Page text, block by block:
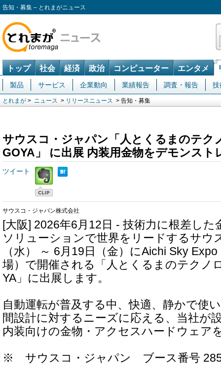
告知・募集 – とれまがニュース
トップ 社会 経済 政治 コンピューター エンタメ
製品 サービス 企業動向 業績報告 調査・報告 技
とれまが > ニュース > リリースニュース > 告知・募集
サウスコ・ジャパン「人とくるまのテク
GOYA」 に出展 内装用金物をデモンスト
ツイート
サウスコ・ジャパン株式会社
[大阪] 2026年6月12日 - 技術力に根差し
ソリューションで世界をリードするサウ
（水） ～ 6月19日（金）にAichi Sky
場）で開催される「人とくるまのテクノ
YA」に出展します。
自動運転が普及する中、快適、静かで使
間設計に対するニーズに応える、当社が
内装向けの金物・アクセスハードウェア
※ サウスコ・ジャパン ブース番号